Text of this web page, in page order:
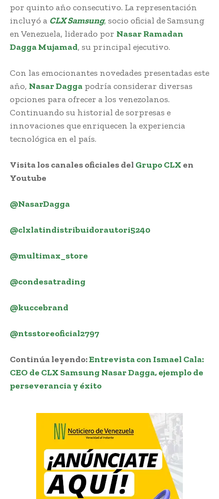
por quinto año consecutivo. La representación
incluyó a CLX Samsung, socio oficial de Samsung
en Venezuela, liderado por Nasar Ramadan
Dagga Mujamad, su principal ejecutivo.
Con las emocionantes novedades presentadas este
año, Nasar Dagga podría considerar diversas
opciones para ofrecer a los venezolanos.
Continuando su historial de sorpresas e
innovaciones que enriquecen la experiencia
tecnológica en el país.
Visita los canales oficiales del Grupo CLX en
Youtube
@NasarDagga
@clxlatindistribuidorautori5240
@multimax_store
@condesatrading
@kuccebrand
@ntsstoreoficial2797
Continúa leyendo:Entrevista con Ismael Cala:
CEO de CLX Samsung Nasar Dagga, ejemplo de
perseverancia y éxito